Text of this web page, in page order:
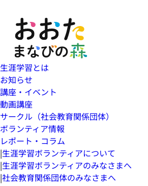
生涯学習とは
お知らせ
講座・イベント
動画講座
サークル（社会教育関係団体）
ボランティア情報
レポート・コラム
|生涯学習ボランティアについて
|生涯学習ボランティアのみなさまへ
|社会教育関係団体のみなさまへ